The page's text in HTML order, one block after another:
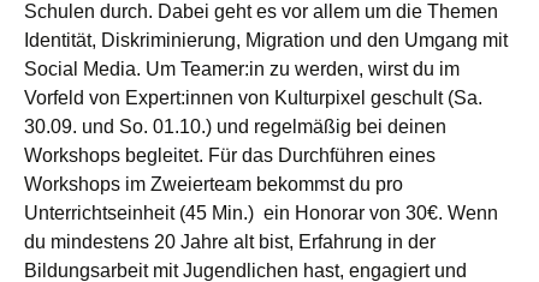
Schulen durch. Dabei geht es vor allem um die Themen
Identität, Diskriminierung, Migration und den Umgang mit
Social Media. Um Teamer:in zu werden, wirst du im
Vorfeld von Expert:innen von Kulturpixel geschult (Sa.
30.09. und So. 01.10.) und regelmäßig bei deinen
Workshops begleitet. Für das Durchführen eines
Workshops im Zweierteam bekommst du pro
Unterrichtseinheit (45 Min.) ein Honorar von 30€. Wenn
du mindestens 20 Jahre alt bist, Erfahrung in der
Bildungsarbeit mit Jugendlichen hast, engagiert und